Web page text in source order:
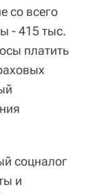
со всего
- 415 тыс.
платить
соцналог
и